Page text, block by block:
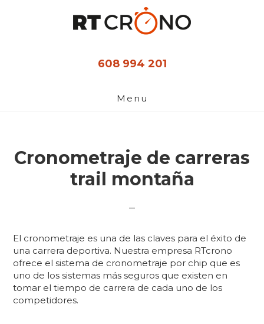
608 994 201
Menu
Cronometraje de carreras
trail montaña
El cronometraje es una de las claves para el éxito de
una carrera deportiva. Nuestra empresa RTcrono
ofrece el sistema de cronometraje por chip que es
uno de los sistemas más seguros que existen en
tomar el tiempo de carrera de cada uno de los
competidores.